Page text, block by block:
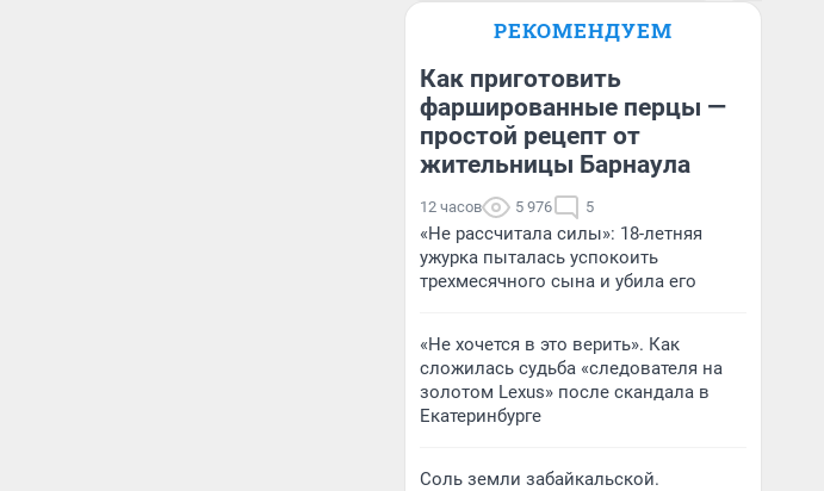
РЕКОМЕНДУЕМ
Как приготовить
фаршированные перцы —
простой рецепт от
жительницы Барнаула
12 часов 5 976 5
«Не рассчитала силы»: 18-летняя
ужурка пыталась успокоить
трехмесячного сына и убила его
«Не хочется в это верить». Как
сложилась судьба «следователя на
золотом Lexus» после скандала в
Екатеринбурге
Соль земли забайкальской.